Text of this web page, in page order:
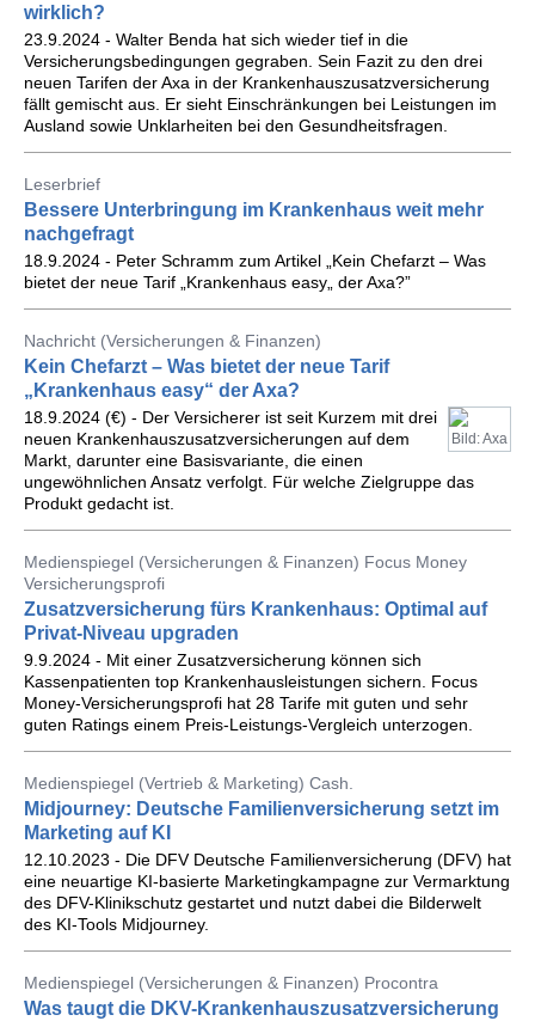
wirklich?
23.9.2024 - Walter Benda hat sich wieder tief in die
Versicherungsbedingungen gegraben. Sein Fazit zu den drei
neuen Tarifen der Axa in der Krankenhauszusatzversicherung
fällt gemischt aus. Er sieht Einschränkungen bei Leistungen im
Ausland sowie Unklarheiten bei den Gesundheitsfragen.
Leserbrief
Bessere Unterbringung im Krankenhaus weit mehr
nachgefragt
18.9.2024 - Peter Schramm zum Artikel „Kein Chefarzt – Was
bietet der neue Tarif „Krankenhaus easy„ der Axa?”
Nachricht (Versicherungen & Finanzen)
Kein Chefarzt – Was bietet der neue Tarif
„Krankenhaus easy“ der Axa?
Bild: Axa
18.9.2024 (€) - Der Versicherer ist seit Kurzem mit drei
neuen Krankenhauszusatzversicherungen auf dem
Markt, darunter eine Basisvariante, die einen
ungewöhnlichen Ansatz verfolgt. Für welche Zielgruppe das
Produkt gedacht ist.
Medienspiegel (Versicherungen & Finanzen) Focus Money
Versicherungsprofi
Zusatzversicherung fürs Krankenhaus: Optimal auf
Privat-Niveau upgraden
9.9.2024 - Mit einer Zusatzversicherung können sich
Kassenpatienten top Krankenhausleistungen sichern. Focus
Money-Versicherungsprofi hat 28 Tarife mit guten und sehr
guten Ratings einem Preis-Leistungs-Vergleich unterzogen.
Medienspiegel (Vertrieb & Marketing) Cash.
Midjourney: Deutsche Familienversicherung setzt im
Marketing auf KI
12.10.2023 - Die DFV Deutsche Familienversicherung (DFV) hat
eine neuartige KI-basierte Marketingkampagne zur Vermarktung
des DFV-Klinikschutz gestartet und nutzt dabei die Bilderwelt
des KI-Tools Midjourney.
Medienspiegel (Versicherungen & Finanzen) Procontra
Was taugt die DKV-Krankenhauszusatzversicherung